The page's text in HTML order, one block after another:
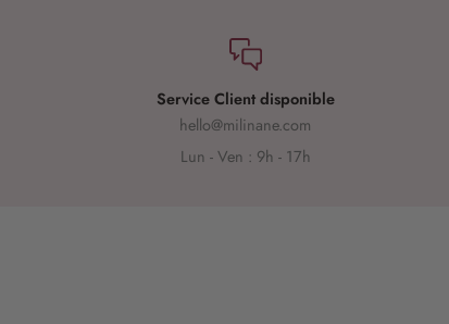
Service Client disponible
hello@milinane.com
Lun - Ven : 9h - 17h